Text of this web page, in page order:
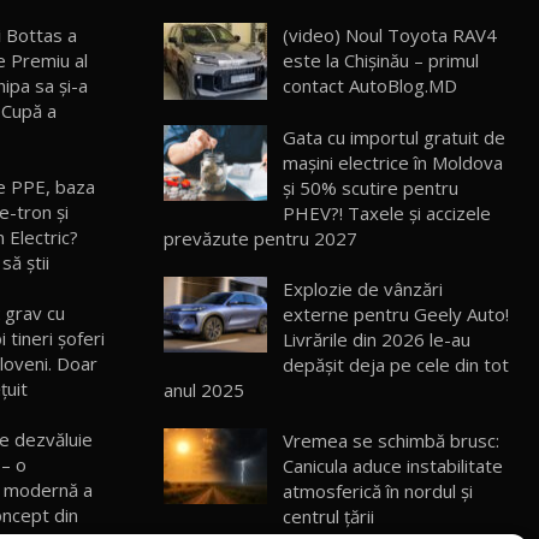
Confortabil Van Electric Testat în Moldova
/ AutoBlog.MD
26:38
25
Land Rover Defender OCTA Edition One:
Testat în Moldova
32:21
26
Porsche 911 Spirit 70 / Test Drive
Test Drive: Noile modele FENDT! Cum e să
conduci un tractor?!
22:49
Noul Geely Monjaro 2025! Mai ieftin și mai
dotat / Test Drive AutoBlog.MD
29
ZEEKR 9X - PRIMUL TEST DRIVE ÎN ROMÂNĂ!
CUM SE CONDUCE?
33:40
Bottas a
Premiu al
sa şi-a
a
PPE, baza
tron și
Electric?
știi
cu
tineri şoferi
Doar
dezvăluie
o
a
din
(video) Noul Toyota RAV4
este la Chișinău – primul
contact AutoBlog.MD
Gata cu importul gratuit de
mașini electrice în Moldova
și 50% scutire pentru
PHEV?! Taxele și accizele
prevăzute pentru 2027
Explozie de vânzări
externe pentru Geely Auto!
Livrările din 2026 le-au
depășit deja pe cele din tot
anul 2025
Vremea se schimbă brusc:
Canicula aduce instabilitate
atmosferică în nordul și
centrul țării